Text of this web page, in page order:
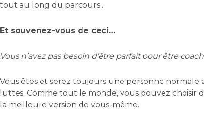
tout au long du parcours .
Et souvenez-vous de ceci…
Vous n’avez pas besoin d’être parfait pour être
Vous êtes et serez toujours une personne normale
luttes. Comme tout le monde, vous pouvez
la meilleure version de vous-même.